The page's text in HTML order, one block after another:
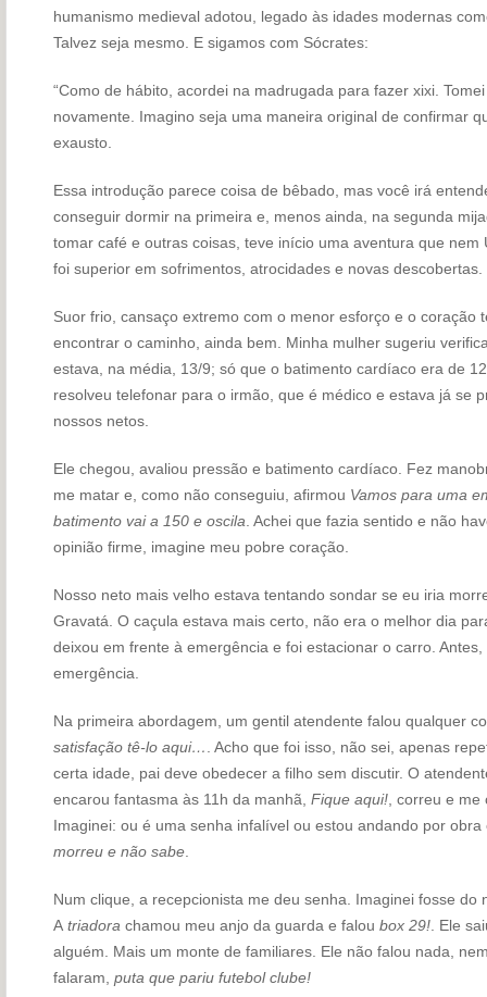
humanismo medieval adotou, legado às idades modernas
Talvez seja mesmo. E sigamos com Sócrates:
“Como de hábito, acordei na madrugada para fazer xixi.
novamente. Imagino seja uma maneira original de confirmar
exausto.
Essa introdução parece coisa de bêbado, mas você irá
conseguir dormir na primeira e, menos ainda, na segunda
tomar café e outras coisas, teve início uma aventura que
foi superior em sofrimentos, atrocidades e novas descobertas.
Suor frio, cansaço extremo com o menor esforço e o coração
encontrar o caminho, ainda bem. Minha mulher sugeriu
estava, na média, 13/9; só que o batimento cardíaco era de
resolveu telefonar para o irmão, que é médico e estava já se
nossos netos.
Ele chegou, avaliou pressão e batimento cardíaco. Fez
me matar e, como não conseguiu, afirmou Vamos para uma
batimento vai a 150 e oscila . Achei que fazia sentido e não
opinião firme, imagine meu pobre coração.
Nosso neto mais velho estava tentando sondar se eu iria
Gravatá. O caçula estava mais certo, não era o melhor dia
deixou em frente à emergência e foi estacionar o carro.
emergência.
Na primeira abordagem, um gentil atendente falou qualquer
satisfação tê-lo aqui… . Acho que foi isso, não sei, apenas
certa idade, pai deve obedecer a filho sem discutir. O
encarou fantasma às 11h da manhã, Fique aqui!, correu e me
Imaginei: ou é uma senha infalível ou estou andando por
morreu e não sabe.
Num clique, a recepcionista me deu senha. Imaginei fosse
A triadora chamou meu anjo da guarda e falou box 29!. Ele
alguém. Mais um monte de familiares. Ele não falou nada,
falaram, puta que pariu futebol clube!